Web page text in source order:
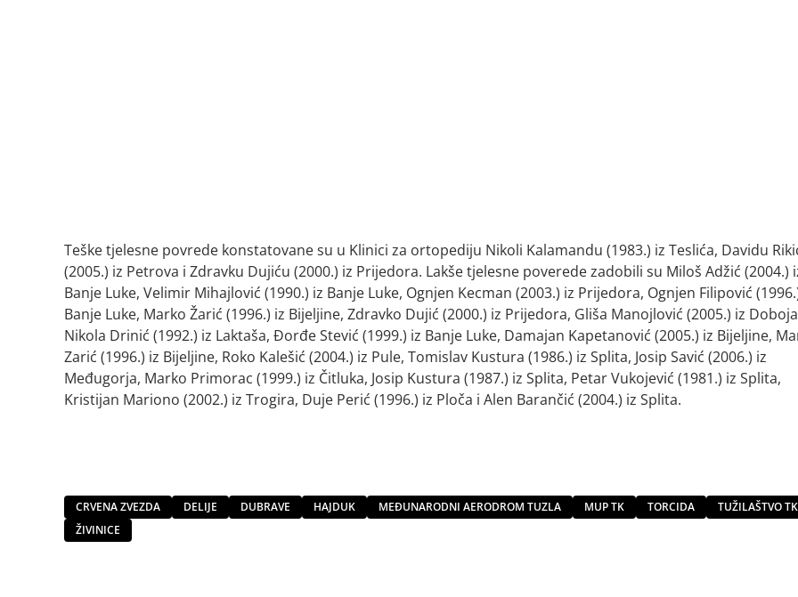
Teške tjelesne povrede konstatovane su u Klinici za ortopediju Nikoli Kalamandu (1983.) iz Teslića, Davidu
(2005.) iz Petrova i Zdravku Dujiću (2000.) iz Prijedora. Lakše tjelesne poverede zadobili su Miloš Adžić (2004.)
Banje Luke, Velimir Mihajlović (1990.) iz Banje Luke, Ognjen Kecman (2003.) iz Prijedora, Ognjen Filipović
Banje Luke, Marko Žarić (1996.) iz Bijeljine, Zdravko Dujić (2000.) iz Prijedora, Gliša Manojlović (2005.) iz
Nikola Drinić (1992.) iz Laktaša, Đorđe Stević (1999.) iz Banje Luke, Damajan Kapetanović (2005.) iz Bijeljine,
Zarić (1996.) iz Bijeljine, Roko Kalešić (2004.) iz Pule, Tomislav Kustura (1986.) iz Splita, Josip Savić (2006.) iz
Međugorja, Marko Primorac (1999.) iz Čitluka, Josip Kustura (1987.) iz Splita, Petar Vukojević (1981.) iz Splita,
Kristijan Mariono (2002.) iz Trogira, Duje Perić (1996.) iz Ploča i Alen Barančić (2004.) iz Splita.
CRVENA ZVEZDA DELIJE DUBRAVE HAJDUK MEĐUNARODNI AERODROM TUZLA MUP TK TORCIDA
TUŽILAŠTVO TK
ŽIVINICE